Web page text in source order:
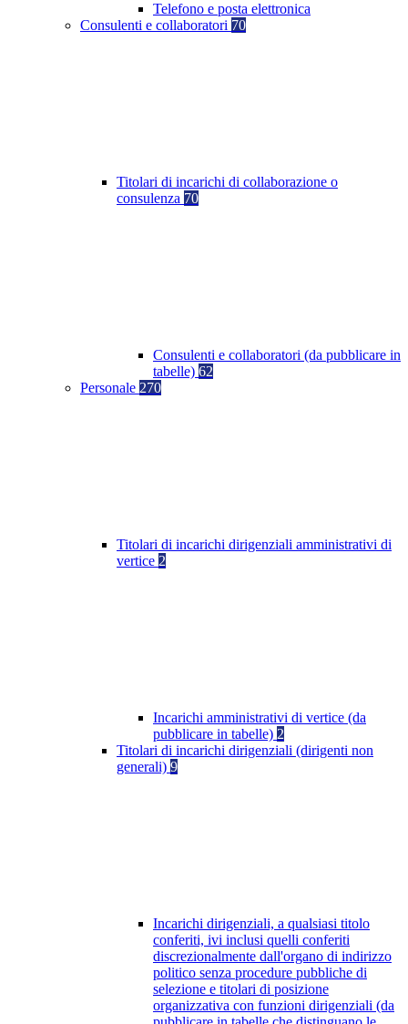
Telefono e posta elettronica
Consulenti e collaboratori 70
Titolari di incarichi di collaborazione o
consulenza 70
Consulenti e collaboratori (da pubblicare in
tabelle) 62
Personale 270
Titolari di incarichi dirigenziali amministrativi di
vertice 2
Incarichi amministrativi di vertice (da
pubblicare in tabelle) 2
Titolari di incarichi dirigenziali (dirigenti non
generali) 9
Incarichi dirigenziali, a qualsiasi titolo
conferiti, ivi inclusi quelli conferiti
discrezionalmente dall'organo di indirizzo
politico senza procedure pubbliche di
selezione e titolari di posizione
organizzativa con funzioni dirigenziali (da